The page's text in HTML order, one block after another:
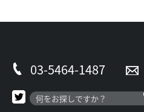
03-5464-1487